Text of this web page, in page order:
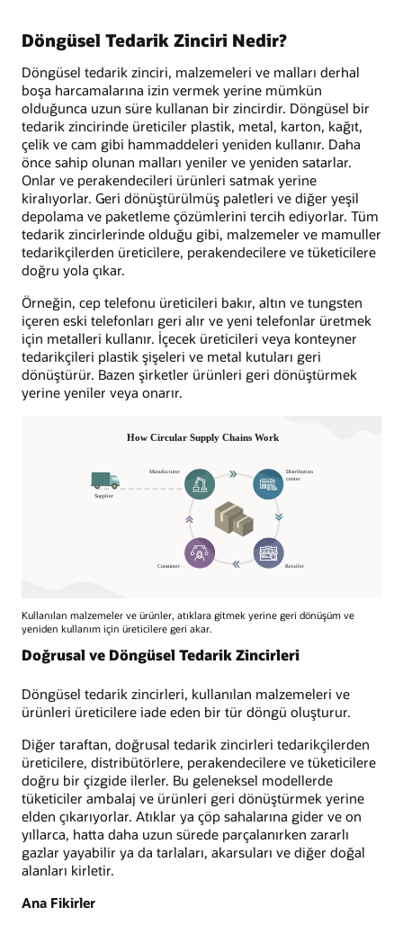
Döngüsel Tedarik Zinciri Nedir?
Döngüsel tedarik zinciri, malzemeleri ve malları derhal
boşa harcamalarına izin vermek yerine mümkün
olduğunca uzun süre kullanan bir zincirdir. Döngüsel bir
tedarik zincirinde üreticiler plastik, metal, karton, kağıt,
çelik ve cam gibi hammaddeleri yeniden kullanır. Daha
önce sahip olunan malları yeniler ve yeniden satarlar.
Onlar ve perakendecileri ürünleri satmak yerine
kiralıyorlar. Geri dönüştürülmüş paletleri ve diğer yeşil
depolama ve paketleme çözümlerini tercih ediyorlar. Tüm
tedarik zincirlerinde olduğu gibi, malzemeler ve mamuller
tedarikçilerden üreticilere, perakendecilere ve tüketicilere
doğru yola çıkar.
Örneğin, cep telefonu üreticileri bakır, altın ve tungsten
içeren eski telefonları geri alır ve yeni telefonlar üretmek
için metalleri kullanır. İçecek üreticileri veya konteyner
tedarikçileri plastik şişeleri ve metal kutuları geri
dönüştürür. Bazen şirketler ürünleri geri dönüştürmek
yerine yeniler veya onarır.
Kullanılan malzemeler ve ürünler, atıklara gitmek yerine geri dönüşüm ve
yeniden kullanım için üreticilere geri akar.
Doğrusal ve Döngüsel Tedarik Zincirleri
Döngüsel tedarik zincirleri, kullanılan malzemeleri ve
ürünleri üreticilere iade eden bir tür döngü oluşturur.
Diğer taraftan, doğrusal tedarik zincirleri tedarikçilerden
üreticilere, distribütörlere, perakendecilere ve tüketicilere
doğru bir çizgide ilerler. Bu geleneksel modellerde
tüketiciler ambalaj ve ürünleri geri dönüştürmek yerine
elden çıkarıyorlar. Atıklar ya çöp sahalarına gider ve on
yıllarca, hatta daha uzun sürede parçalanırken zararlı
gazlar yayabilir ya da tarlaları, akarsuları ve diğer doğal
alanları kirletir.
Ana Fikirler